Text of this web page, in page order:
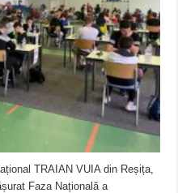
TRAIAN VUIA din Reșița,
Faza Națională a